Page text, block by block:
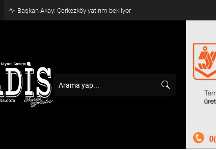
Haziran ayı ilk oturumu tamamlandı